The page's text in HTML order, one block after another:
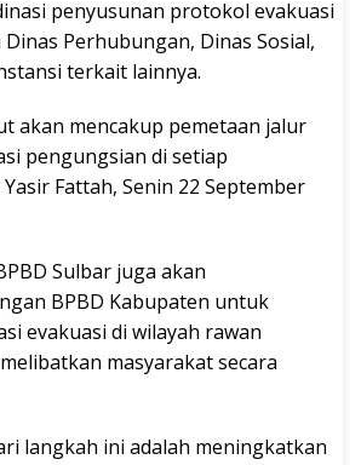
penyusunan protokol evakuasi
Perhubungan, Dinas Sosial,
terkait lainnya.
akan mencakup pemetaan jalur
pengungsian di setiap
Fattah, Senin 22 September
Sulbar juga akan
BPBD Kabupaten untuk
evakuasi di wilayah rawan
masyarakat secara
langkah ini adalah meningkatkan